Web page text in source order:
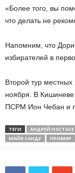
«Более того, вы
что делать не
Напомним, что
избирателей в
Второй тур местных
ноября. В Кишиневе
ПСРМ Ион Чебан и
ТЕГИ АНДРЕЙ НЭСТАСЕ
МАЙЯ САНДУ
ПРИМАР